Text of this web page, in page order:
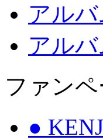
アル
アル
ファンペ
●